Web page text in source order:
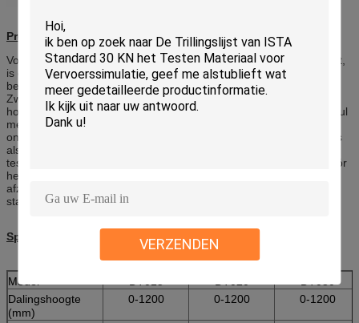
VERZENDEN
Productomschrijving
Voor de massieve verpakking zijn de goederen en de massa groot,
is de verticale dalingshoogte vrij laag in het vervoer en de
behandeling. Zo is het Standaard Vrije DropTest-Materiaal voor
Zware Verpakte Lading vrij laag. Dit dalingsmeetapparaat wordt
hoofdzakelijk gebruikt voor de grotere test van de pakketdaling. Nul
meetapparaat van de hoogtedaling gebruikt snel beweegt zich
onderaan e-vorksteun als steun. Het saldo van de specimenplaats
als testvereiste (vliegtuig, rand, hoek). Wanneer het doen van de
test, doet de steun hoge snelheids benedenwaartse beweging vóór
het specimen, versnelling >3g, het behoeftewaarborg de steun
afzonderlijk met het specimen en realiseert vrije daling. De
standaardwaaier van de dalingshoogte is 2.54cm120cm.
Specificatie
Model DT015 DT020
DT030
Dalingshoogte
(mm)
0-1200 0-1200 0-1200